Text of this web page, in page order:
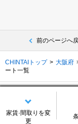
家賃·間取りを変
更
前のページへ
CHINTAIトップ 大阪府
ート一覧
気になるリスト
別の探し方でお部屋を